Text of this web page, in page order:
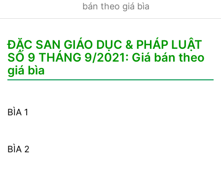
bán theo giá bìa
ĐẶC SAN GIÁO DỤC & PHÁP LUẬT
SỐ 9 THÁNG 9/2021: Giá bán theo
giá bìa
BÌA 1
BÌA 2